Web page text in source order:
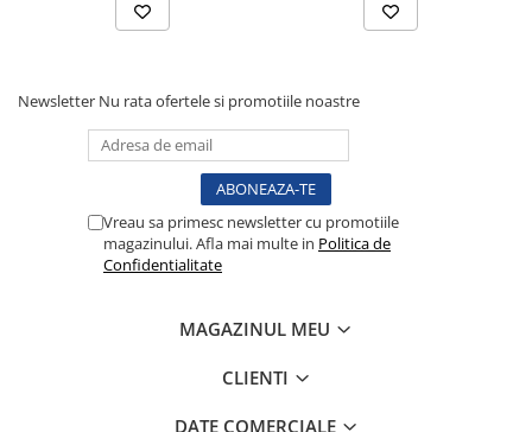
Alte dispozitive respiratorii
Investigare si diagnostic
Dermatoscoape
Audiometre
Oglinzi/Lampi frontale
Newsletter Nu rata ofertele si promotiile noastre
Vreau sa primesc newsletter cu promotiile
magazinului. Afla mai multe in Politica de
Confidentialitate
MAGAZINUL MEU
CLIENTI
DATE COMERCIALE